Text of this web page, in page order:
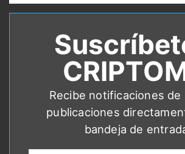
Recibe notificaciones de
publicaciones
bandeja de